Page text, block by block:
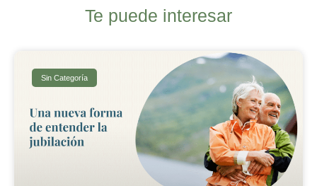
Te puede interesar
Sin Categoría